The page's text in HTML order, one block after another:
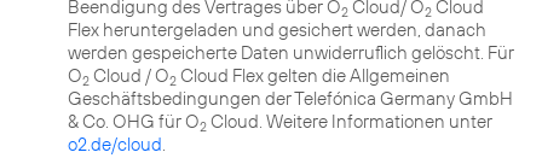
Beendigung des Vertrages über O2 Cloud/ O2 Cloud
Flex heruntergeladen und gesichert werden, danach
werden gespeicherte Daten unwiderruflich gelöscht. Für
O2 Cloud / O2 Cloud Flex gelten die Allgemeinen
Geschäftsbedingungen der Telefónica Germany GmbH
& Co. OHG für O2 Cloud. Weitere Informationen unter
o2.de/cloud.